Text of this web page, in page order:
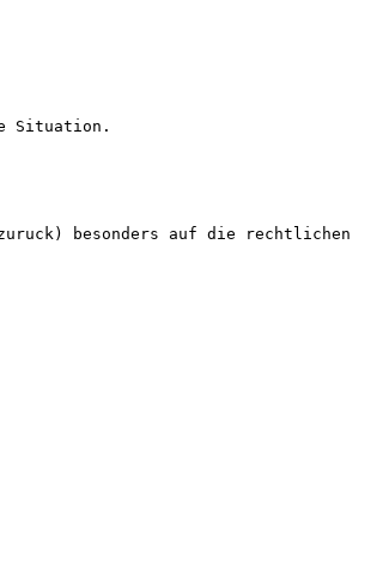
Situation.
besonders auf die rechtlichen